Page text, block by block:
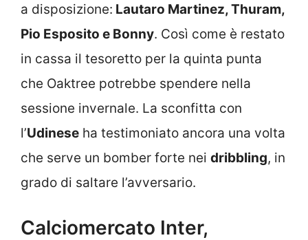
a disposizione: Lautaro Martinez, Thuram,
Pio Esposito e Bonny. Così come è restato
in cassa il tesoretto per la quinta punta
che Oaktree potrebbe spendere nella
sessione invernale. La sconfitta con
l’Udinese ha testimoniato ancora una volta
che serve un bomber forte nei dribbling, in
grado di saltare l’avversario.
Calciomercato Inter,